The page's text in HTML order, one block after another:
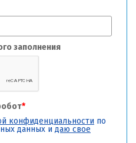
заполнения
*
конфиденциальности по
данных и даю свое